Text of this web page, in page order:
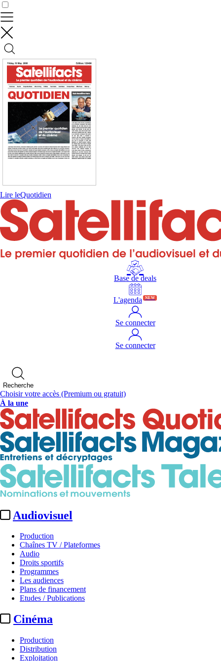
Lire leQuotidien
Base de deals
L'agenda NEW
Se connecter
Se connecter
Recherche
Choisir votre accès (Premium ou gratuit)
À la une
Audiovisuel
Production
Chaînes TV / Plateformes
Audio
Droits sportifs
Programmes
Les audiences
Plans de financement
Etudes / Publications
Cinéma
Production
Distribution
Exploitation
Contrôler vos données